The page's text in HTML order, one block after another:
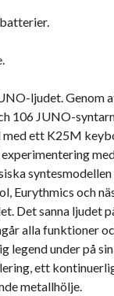
ljudet. Genom
106 JUNO-
med ett K25M
Eurythmics och
Det sanna ljudet
alla funktioner
legend under på
ett
metallhölje.